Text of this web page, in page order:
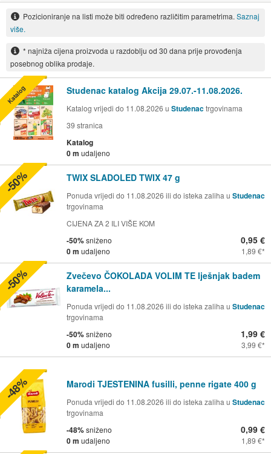
Pozicioniranje na listi može biti određeno različitim parametrima. Saznaj
više.
* najniža cijena proizvoda u razdoblju od 30 dana prije provođenja
posebnog oblika prodaje.
Studenac katalog Akcija 29.07.-11.08.2026.
Katalog vrijedi do 11.08.2026 u Studenactrgovinama
39 stranica
Katalog
0 m udaljeno
Katalog
TWIX SLADOLED TWIX 47 g
Ponuda vrijedi do 11.08.2026 ili do isteka zaliha u Studenac
trgovinama
CIJENA ZA 2 ILI VIŠE KOM
-50%sniženo
0 m udaljeno
0,95 €
1,89 €
-50%
Zvečevo ČOKOLADA VOLIM TE lješnjak badem
karamela...
Ponuda vrijedi do 11.08.2026 ili do isteka zaliha u Studenac
trgovinama
-50%sniženo
0 m udaljeno
1,99 €
3,99 €
-50%
Marodi TJESTENINA fusilli, penne rigate 400 g
Ponuda vrijedi do 11.08.2026 ili do isteka zaliha u Studenac
trgovinama
-48%sniženo
0 m udaljeno
0,99 €
1,89 €
-48%